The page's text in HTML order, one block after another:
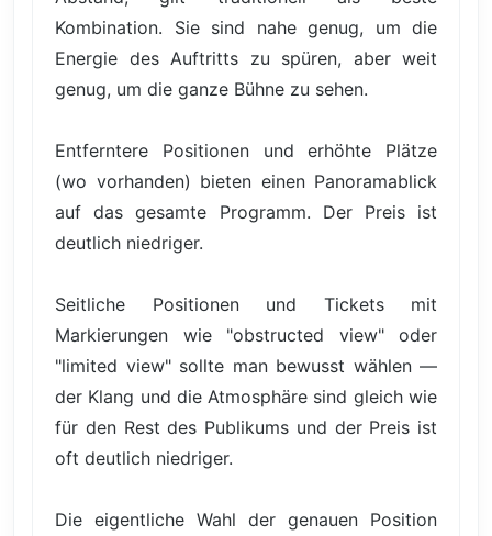
Kombination. Sie sind nahe genug, um die
Energie des Auftritts zu spüren, aber weit
genug, um die ganze Bühne zu sehen.
Entferntere Positionen und erhöhte Plätze
(wo vorhanden) bieten einen Panoramablick
auf das gesamte Programm. Der Preis ist
deutlich niedriger.
Seitliche Positionen und Tickets mit
Markierungen wie "obstructed view" oder
"limited view" sollte man bewusst wählen —
der Klang und die Atmosphäre sind gleich wie
für den Rest des Publikums und der Preis ist
oft deutlich niedriger.
Die eigentliche Wahl der genauen Position